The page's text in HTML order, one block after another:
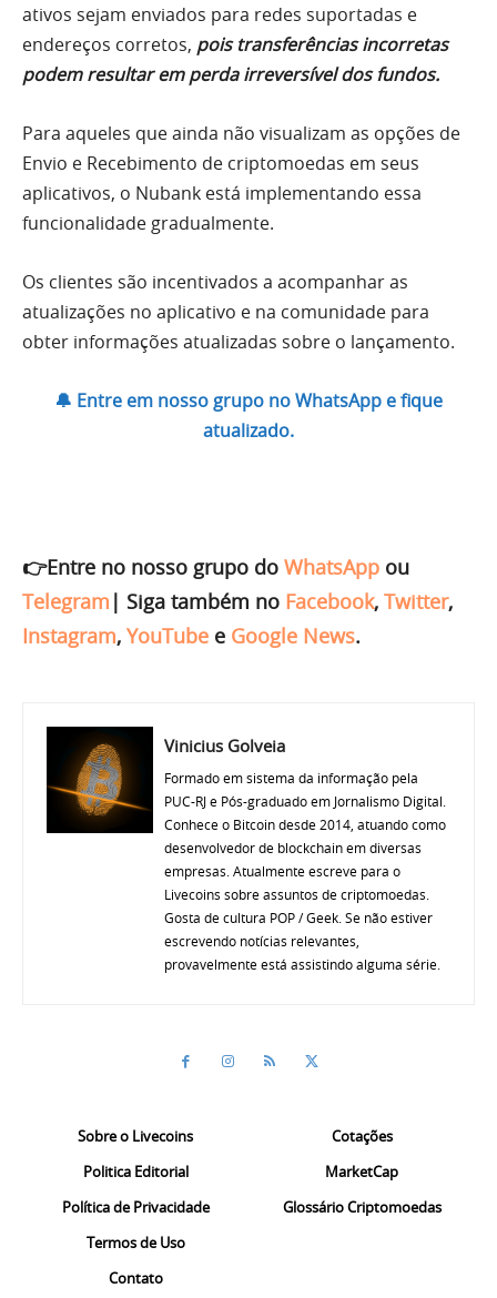
ativos sejam enviados para redes suportadas e
endereços corretos, pois transferências incorretas
podem resultar em perda irreversível dos fundos.
Para aqueles que ainda não visualizam as opções de
Envio e Recebimento de criptomoedas em seus
aplicativos, o Nubank está implementando essa
funcionalidade gradualmente.
Os clientes são incentivados a acompanhar as
atualizações no aplicativo e na comunidade para
obter informações atualizadas sobre o lançamento.
🔔 Entre em nosso grupo no WhatsApp e fique
atualizado.
👉Entre no nosso grupo do WhatsApp ou
Telegram | Siga também no Facebook, Twitter,
Instagram, YouTube e Google News.
Vinicius Golveia
Formado em sistema da informação pela
PUC-RJ e Pós-graduado em Jornalismo Digital.
Conhece o Bitcoin desde 2014, atuando como
desenvolvedor de blockchain em diversas
empresas. Atualmente escreve para o
Livecoins sobre assuntos de criptomoedas.
Gosta de cultura POP / Geek. Se não estiver
escrevendo notícias relevantes,
provavelmente está assistindo alguma série.
Sobre o Livecoins
Politica Editorial
Política de Privacidade
Termos de Uso
Contato
Cotações
MarketCap
Glossário Criptomoedas